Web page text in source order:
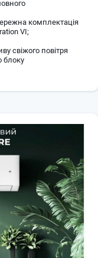
комплектація
VI;
свіжого повітря
блоку